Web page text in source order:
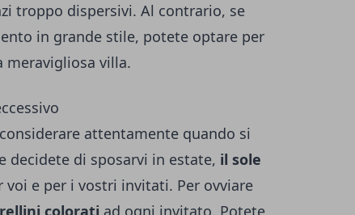
troppo dispersivi. Al contrario, se
in grande stile, potete optare per
meravigliosa villa.
attentamente quando si
decidete di sposarvi in estate, il sole
voi e per i vostri invitati. Per ovviare